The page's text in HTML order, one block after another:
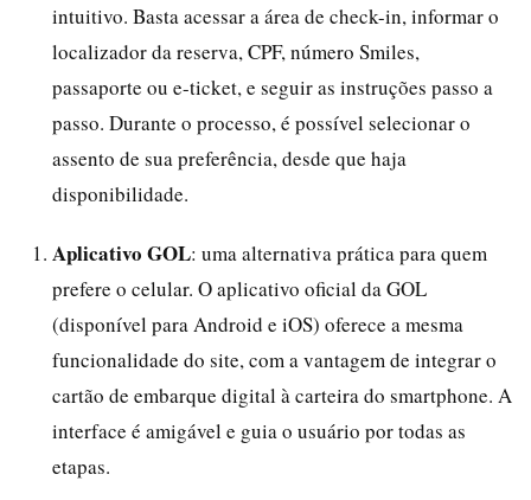
intuitivo. Basta acessar a área de check-in, informar o
localizador da reserva, CPF, número Smiles,
passaporte ou e-ticket, e seguir as instruções passo a
passo. Durante o processo, é possível selecionar o
assento de sua preferência, desde que haja
disponibilidade.
Aplicativo GOL: uma alternativa prática para quem
prefere o celular. O aplicativo oficial da GOL
(disponível para Android e iOS) oferece a mesma
funcionalidade do site, com a vantagem de integrar o
cartão de embarque digital à carteira do smartphone. A
interface é amigável e guia o usuário por todas as
etapas.